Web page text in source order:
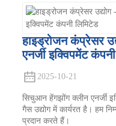
हाइड्रोजन कंप्रेसर
एनर्जी इक्विपमेंट
2025-10-21
सिचुआन हेंगझोंग क्लीन एनर्जी
गैस उद्योग में कार्यरत है। हम
प्रदान करते हैं।